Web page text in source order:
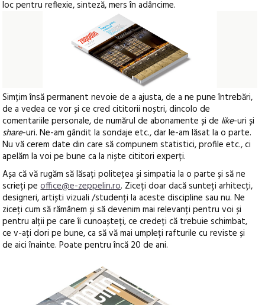
loc pentru reflexie, sinteză, mers în adâncime.
Simțim însă permanent nevoie de a ajusta, de a ne pune întrebări,
de a vedea ce vor și ce cred cititorii noștri, dincolo de
comentariile personale, de numărul de abonamente și de like-uri și
share-uri. Ne-am gândit la sondaje etc., dar le-am lăsat la o parte.
Nu vă cerem date din care să compunem statistici, profile etc., ci
apelăm la voi pe bune ca la niște cititori experți.
Așa că vă rugăm să lăsați politețea și simpatia la o parte și să ne
scrieți peoffice@e-zeppelin.ro. Ziceți doar dacă sunteți arhitecți,
designeri, artiști vizuali /studenți la aceste discipline sau nu. Ne
ziceți cum să rămânem și să devenim mai relevanți pentru voi și
pentru alții pe care îi cunoașteți, ce credeți că trebuie schimbat,
ce v-ați dori pe bune, ca să vă mai umpleți rafturile cu reviste și
de aici înainte. Poate pentru încă 20 de ani.